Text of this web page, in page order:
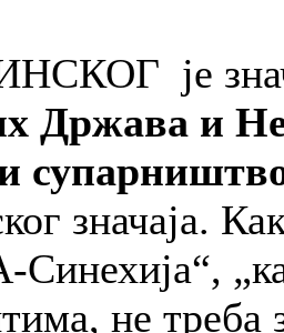
је
Држава и
значаја.
Синехија“,
не треба